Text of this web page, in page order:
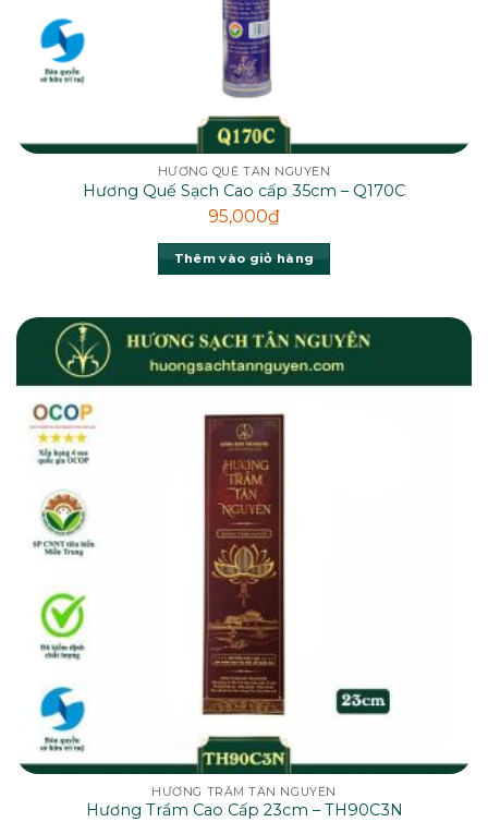
HƯƠNG QUẾ TÂN NGUYÊN
Hương Quế Sạch Cao cấp 35cm – Q170C
95,000₫
Thêm vào giỏ hàng
HƯƠNG TRẦM TÂN NGUYÊN
Hương Trầm Cao Cấp 23cm – TH90C3N